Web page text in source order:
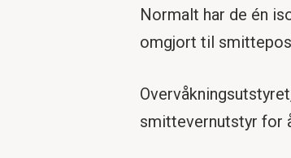
Normalt har de én
omgjort til
smittevernutstyr for